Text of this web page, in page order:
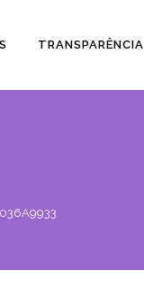
TRANSPARÊNCIA
036A9933